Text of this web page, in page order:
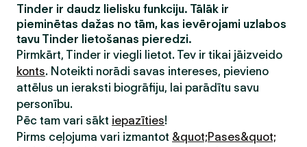
Tinder ir daudz lielisku funkciju. Tālāk ir
pieminētas dažas no tām, kas ievērojami uzlabos
tavu Tinder lietošanas pieredzi.
Pirmkārt, Tinder ir viegli lietot. Tev ir tikai jāizveido
konts. Noteikti norādi savas intereses, pievieno
attēlus un ieraksti biogrāfiju, lai parādītu savu
personību.
Pēc tam vari sākt iepazīties!
Pirms ceļojuma vari izmantot &quot;Pases&quot;